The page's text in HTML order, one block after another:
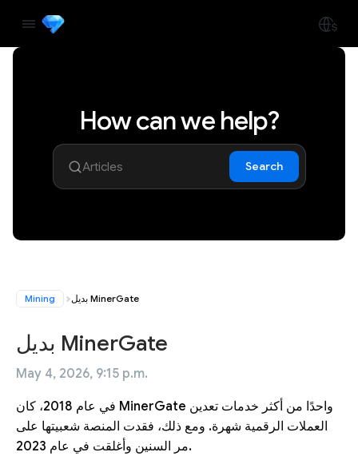
How can we help?
Search
Mining بديل MinerGate
بديل MinerGate
May 4, 2026, 9:15 p.m.
في عام 2018، كان MinerGate واحدًا من أكثر خدمات تعدين
العملات الرقمية شهرة. ومع ذلك، فقدت المنصة شعبيتها على
مر السنين وأغلقت في عام 2023.